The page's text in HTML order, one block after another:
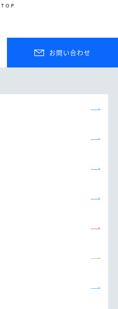
TOP
お問い合わせ